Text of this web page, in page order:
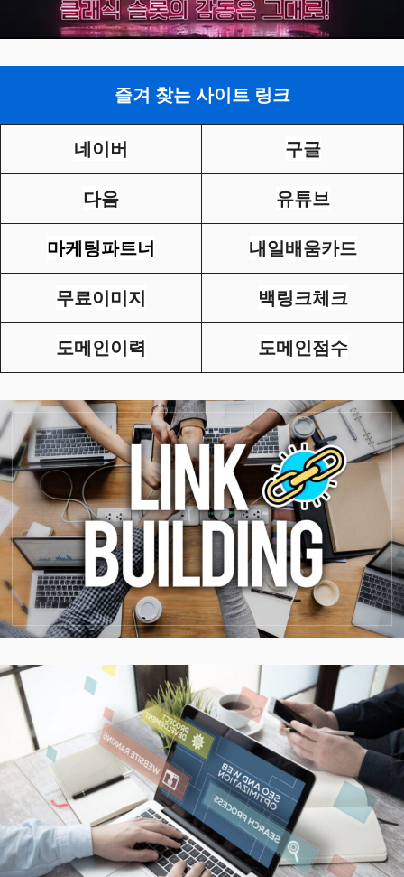
즐겨 찾는 사이트 링크
네이버 구글
다음 유튜브
마케팅파트너 내일배움카드
무료이미지 백링크체크
도메인이력 도메인점수